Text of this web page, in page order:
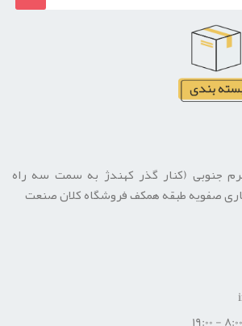
جنوبی (کنار گذر کهندژ به سمت سه راه
صفویه طبقه همکف فروشگاه کلان صنعت